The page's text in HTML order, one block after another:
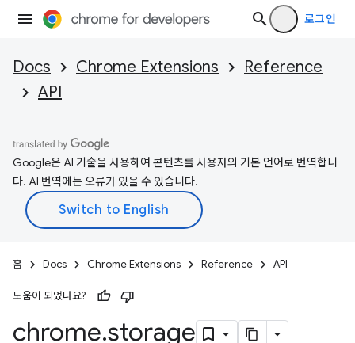
로그인
Docs Chrome Extensions
Reference
API
Google은 AI 기술을 사용하여 콘텐츠를 사용자의 기본 언어로 번역합니
다. AI 번역에는 오류가 있을 수 있습니다.
홈 Docs Chrome Extensions Reference API
도움이 되었나요?
chrome.storage